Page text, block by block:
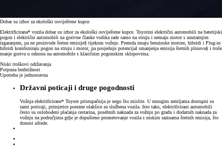
Dobar su izbor za ekološki osviještene kupce.
Elektrificirana* vozila dobar su izbor za ekološki osviještene kupce. Toyotini električni automobili na baterijski
pogon i električni automobili na gorivne članke vodika rade samo na struju i nemaju motor s unutarnjim
izgaranjem, pa ne proizvode štetne emisije§ tijekom vožnje. Premda imaju benzinske motore, hibridi i Plug-in
hibridi kombiniraju pogon na struju i motor, pa posjeduju potencijal smanjenja emisija štetnih plinova§ i troše
manje goriva u odnosu na automobile s klasičnim pogonskim sklopovima.
Niski troškovi održavanja
Potpuna bezbrižnost
Upotreba je jednostavna
Državni poticaji i druge pogodnosti
Vožnja elektrificirane* Toyote pristupačnija je nego što mislite. U mnogim zemljama dostupni su
razni poticaji, primjerice porezne olakšice za službena vozila. Isto tako, elektrificirani automobili
često su oslobođeni plaćanja cestarina, posebnih naknada za vožnju po gradu i dodatnih naknada za
vožnju na područjima gdje je dopušteno prometovanje vozila s niskim razinama štetnih emisija, što
donosi uštede.